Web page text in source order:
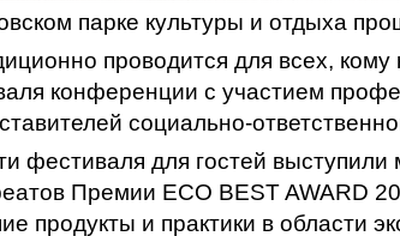
парке культуры и отдыха
проводится для всех,
конференции с участием
социально-
фестиваля для гостей
Премии ECO BEST AWARD
продукты и практики в области